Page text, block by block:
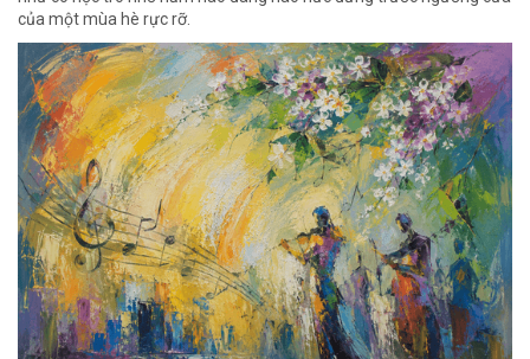
của một mùa hè rực rỡ.